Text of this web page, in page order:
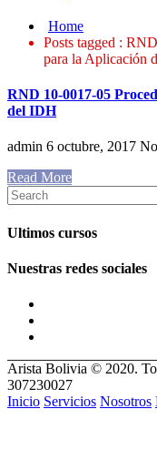
Home
Posts tagged :
para la Aplicación
RND 10-0017-05
del IDH
admin 6 octubre, 2017
Read More
Ultimos cursos
Nuestras redes sociales
Arista Bolivia © 2020.
307230027
Inicio Servicios Nosotros